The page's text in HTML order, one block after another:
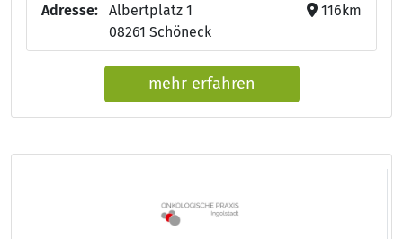
Adresse:
Albertplatz 1
08261 Schöneck
116km
mehr erfahren